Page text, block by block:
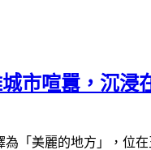
市喧囂，沉浸
「美麗的地方」，位